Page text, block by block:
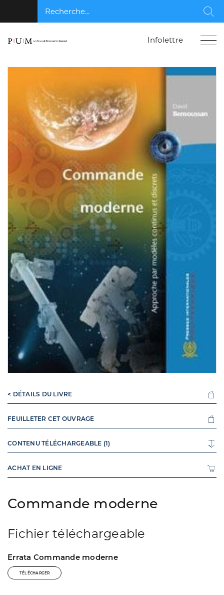
Recherche...
Infolettre
Commande moderne
Fichier téléchargeable
Errata Commande moderne
TÉLÉCHARGER
< DÉTAILS DU LIVRE
FEUILLETER CET OUVRAGE
CONTENU TÉLÉCHARGEABLE (1)
ACHAT EN LIGNE